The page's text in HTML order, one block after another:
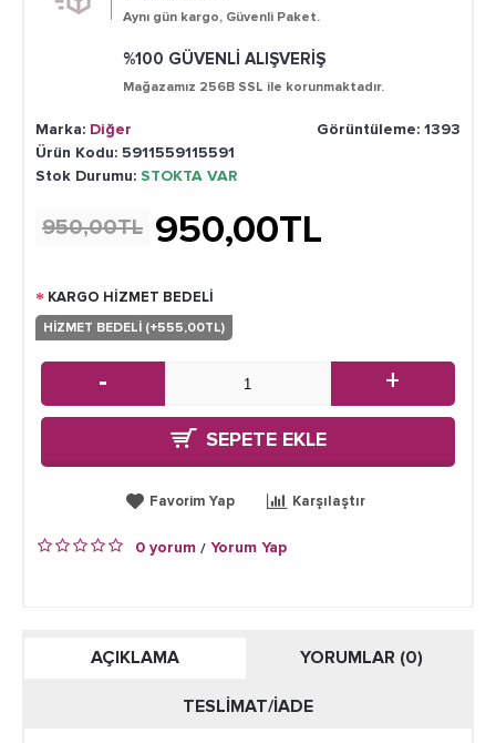
Aynı gün kargo, Güvenli Paket.
%100 GÜVENLİ ALIŞVERİŞ
Mağazamız 256B SSL ile korunmaktadır.
Görüntüleme: 1393
Marka: Diğer
Ürün Kodu: 5911559115591
Stok Durumu: STOKTA VAR
950,00TL 950,00TL
KARGO HİZMET BEDELİ
HİZMET BEDELİ (+555,00TL)
- +
SEPETE EKLE
Favorim Yap Karşılaştır
0 yorum / Yorum Yap
AÇIKLAMA YORUMLAR (0)
TESLİMAT/İADE